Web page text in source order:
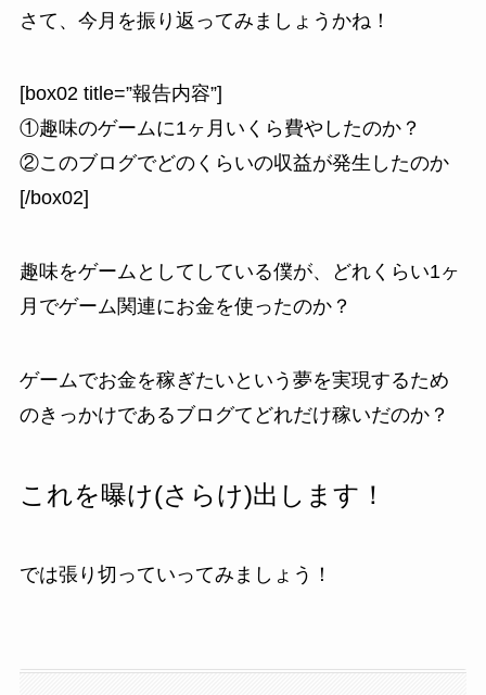
さて、今月を振り返ってみましょうかね！
[box02 title=”報告内容”]
①趣味のゲームに1ヶ月いくら費やしたのか？
②このブログでどのくらいの収益が発生したのか
[/box02]
趣味をゲームとしてしている僕が、どれくらい1ヶ
月でゲーム関連にお金を使ったのか？
ゲームでお金を稼ぎたいという夢を実現するため
のきっかけであるブログてどれだけ稼いだのか？
これを曝け(さらけ)出します！
では張り切っていってみましょう！